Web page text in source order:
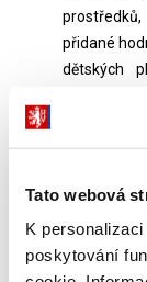
Tato webová
K
poskytování
přidané
dětských
unií.
upraveno
Ke zrušení